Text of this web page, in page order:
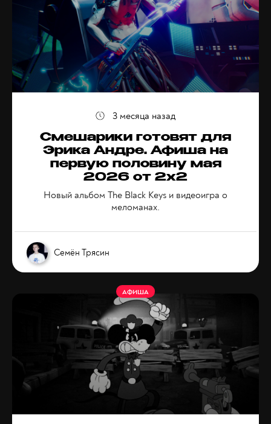
Смешарики готовят для
Эрика Андре. Афиша на
первую половину мая
2026 от 2x2
Новый альбом The Black Keys и видеоигра о
меломанах.
Семён Трясин
3 месяца назад
АФИША